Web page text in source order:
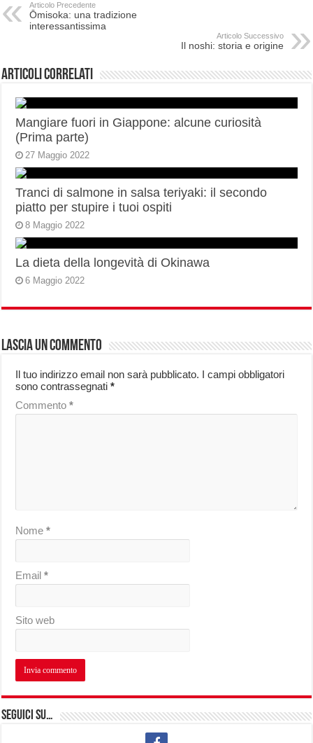
Articolo Precedente
Ōmisoka: una tradizione
interessantissima
Articolo Successivo
Il noshi: storia e origine
Articoli correlati
Mangiare fuori in Giappone: alcune curiosità
(Prima parte)
27 Maggio 2022
Tranci di salmone in salsa teriyaki: il secondo
piatto per stupire i tuoi ospiti
8 Maggio 2022
La dieta della longevità di Okinawa
6 Maggio 2022
Lascia un commento
Il tuo indirizzo email non sarà pubblicato. I campi obbligatori
sono contrassegnati*
Commento*
Nome*
Email*
Sito web
Seguici su…